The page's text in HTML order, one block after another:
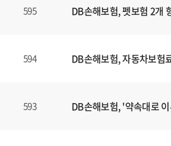
595 DB손해보험, 펫보험 2개
594 DB손해보험, 자동차보험
593 DB손해보험, '약속대로